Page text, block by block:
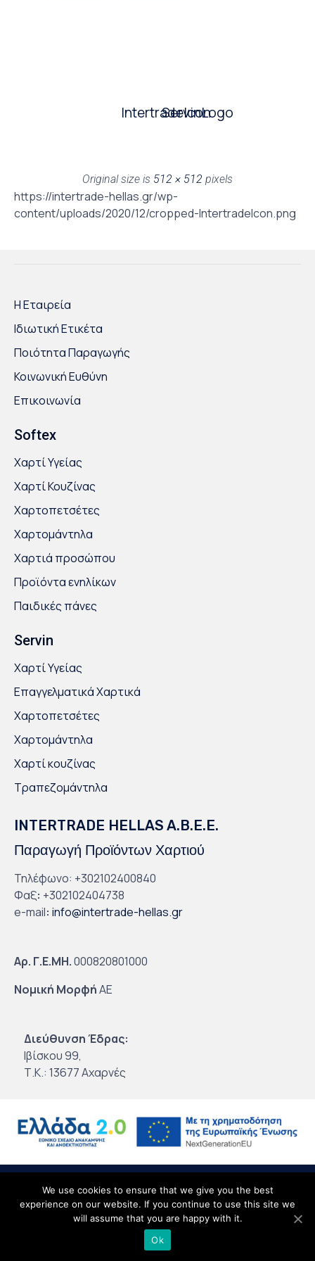
IntertradeIcon
ServinLogo
Original size is 512 × 512 pixels
https://intertrade-hellas.gr/wp-
content/uploads/2020/12/cropped-IntertradeIcon.png
Η Εταιρεία
Ιδιωτική Ετικέτα
Ποιότητα Παραγωγής
Κοινωνική Ευθύνη
Επικοινωνία
Softex
Χαρτί Υγείας
Χαρτί Κουζίνας
Χαρτοπετσέτες
Χαρτομάντηλα
Χαρτιά προσώπου
Προϊόντα ενηλίκων
Παιδικές πάνες
Servin
Χαρτί Υγείας
Επαγγελματικά Χαρτικά
Χαρτοπετσέτες
Χαρτομάντηλα
Χαρτί κουζίνας
Τραπεζομάντηλα
INTERTRADE HELLAS A.B.E.E.
Παραγωγή Προϊόντων Χαρτιού
Τηλέφωνο: +302102400840
Φαξ: +302102404738
e-mail: info@intertrade-hellas.gr
Αρ. Γ.Ε.ΜΗ.000820801000
Νομική ΜορφήΑΕ
Διεύθυνση Έδρας:
Ιβίσκου 99,
Τ.Κ.: 13677 Αχαρνές
© 2020Intertrade HellasbyGlobus Creative ∙Όροι Χρήσης∙ Προσωπικά
Δεδομένα∙Site Map
We use cookies to ensure that we give you the best
experience on our website. If you continue to use this site we
will assume that you are happy with it.
Ok